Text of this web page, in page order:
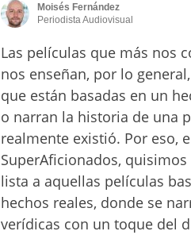
Moisés Fernández
Periodista Audiovisual
Las películas que más nos
nos enseñan, por lo
que están basadas en un
o narran la historia de una
realmente existió. Por eso,
SuperAficionados,
lista a aquellas películas
hechos reales, donde se
verídicas con un toque del